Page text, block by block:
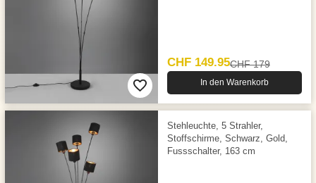
CHF 149.95CHF 179
In den Warenkorb
Stehleuchte, 5 Strahler,
Stoffschirme, Schwarz, Gold,
Fussschalter, 163 cm